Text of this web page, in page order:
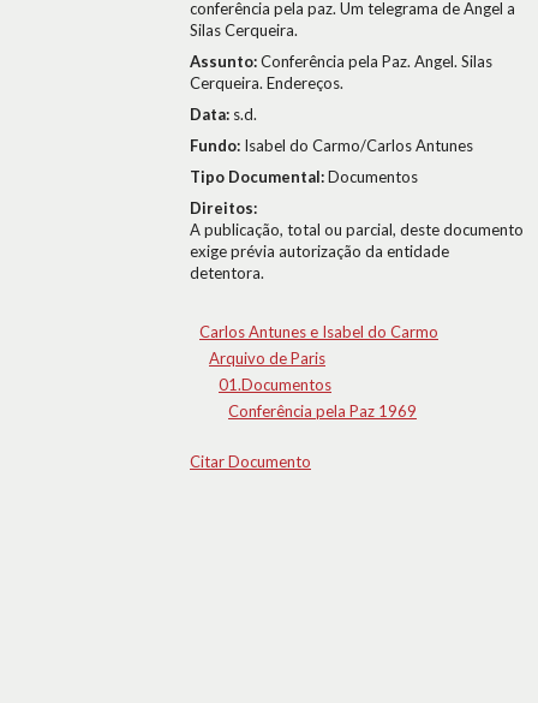
conferência pela paz. Um telegrama de Angel a
Silas Cerqueira.
Assunto:Conferência pela Paz. Angel. Silas
Cerqueira. Endereços.
Data: s.d.
Fundo: Isabel do Carmo/Carlos Antunes
Tipo Documental:Documentos
Direitos:
A publicação, total ou parcial, deste documento
exige prévia autorização da entidade
detentora.
Carlos Antunes e Isabel do Carmo
Arquivo de Paris
01.Documentos
Conferência pela Paz 1969
Citar Documento